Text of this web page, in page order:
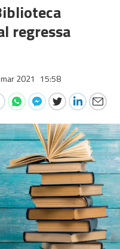
regressa
2021 15:58